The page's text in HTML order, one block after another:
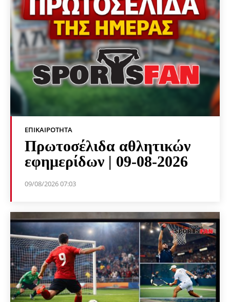
ΕΠΙΚΑΙΡΌΤΗΤΑ
Πρωτοσέλιδα αθλητικών
εφημερίδων | 09-08-2026
09/08/2026 07:03